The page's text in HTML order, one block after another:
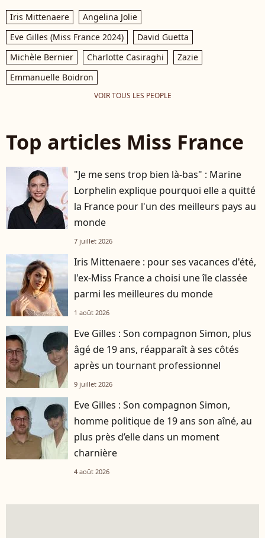
Iris Mittenaere
Angelina Jolie
Eve Gilles (Miss France 2024)
David Guetta
Michèle Bernier
Charlotte Casiraghi
Zazie
Emmanuelle Boidron
VOIR TOUS LES PEOPLE
Top articles Miss France
"Je me sens trop bien là-bas" : Marine
Lorphelin explique pourquoi elle a quitté
la France pour l'un des meilleurs pays au
monde
7 juillet 2026
Iris Mittenaere : pour ses vacances d'été,
l'ex-Miss France a choisi une île classée
parmi les meilleures du monde
1 août 2026
Eve Gilles : Son compagnon Simon, plus
âgé de 19 ans, réapparaît à ses côtés
après un tournant professionnel
9 juillet 2026
Eve Gilles : Son compagnon Simon,
homme politique de 19 ans son aîné, au
plus près d’elle dans un moment
charnière
4 août 2026